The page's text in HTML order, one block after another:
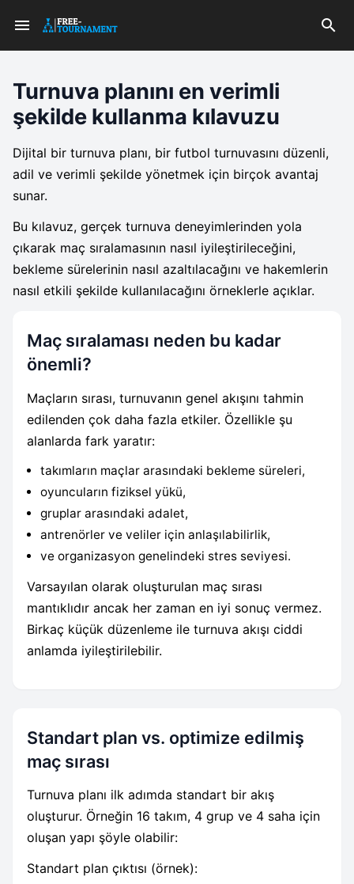
Turnuva planını en verimli
şekilde kullanma kılavuzu
Dijital bir turnuva planı, bir futbol turnuvasını düzenli,
adil ve verimli şekilde yönetmek için birçok avantaj
sunar.
Bu kılavuz, gerçek turnuva deneyimlerinden yola
çıkarak maç sıralamasının nasıl iyileştirileceğini,
bekleme sürelerinin nasıl azaltılacağını ve hakemlerin
nasıl etkili şekilde kullanılacağını örneklerle açıklar.
Maç sıralaması neden bu kadar
önemli?
Maçların sırası, turnuvanın genel akışını tahmin
edilenden çok daha fazla etkiler. Özellikle şu
alanlarda fark yaratır:
takımların maçlar arasındaki bekleme süreleri,
oyuncuların fiziksel yükü,
gruplar arasındaki adalet,
antrenörler ve veliler için anlaşılabilirlik,
ve organizasyon genelindeki stres seviyesi.
Varsayılan olarak oluşturulan maç sırası
mantıklıdır ancak her zaman en iyi sonuç vermez.
Birkaç küçük düzenleme ile turnuva akışı ciddi
anlamda iyileştirilebilir.
Standart plan vs. optimize edilmiş
maç sırası
Turnuva planı ilk adımda standart bir akış
oluşturur. Örneğin 16 takım, 4 grup ve 4 saha için
oluşan yapı şöyle olabilir:
Standart plan çıktısı (örnek):